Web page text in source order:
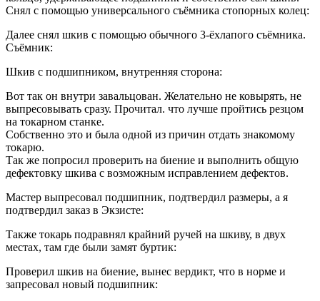
Снял с помощью универсального съёмника стопорных колец:
Далее снял шкив с помощью обычного 3-ёхлапого съёмника.
Съёмник:
Шкив с подшипником, внутренняя сторона:
Вот так он внутри завальцован. Желательно не ковырять, не
выпресовывать сразу. Прочитал. что лучше пройтись резцом
на токарном станке.
Собственно это и была одной из причин отдать знакомому
токарю.
Так же попросил проверить на биение и выполнить общую
дефектовку шкива с возможным исправлением дефектов.
Мастер выпресовал подшипник, подтвердил размеры, а я
подтвердил заказ в Экзисте:
Также токарь подравнял крайний ручей на шкиву, в двух
местах, там где были замят буртик:
Проверил шкив на биение, вынес вердикт, что в норме и
запресовал новый подшипник: